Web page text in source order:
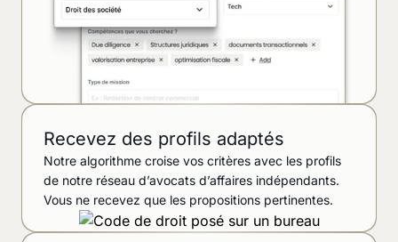
Recevez des profils adaptés
Notre algorithme croise vos critères avec les profils
de notre réseau d’avocats d’affaires indépendants.
Vous ne recevez que les propositions pertinentes.